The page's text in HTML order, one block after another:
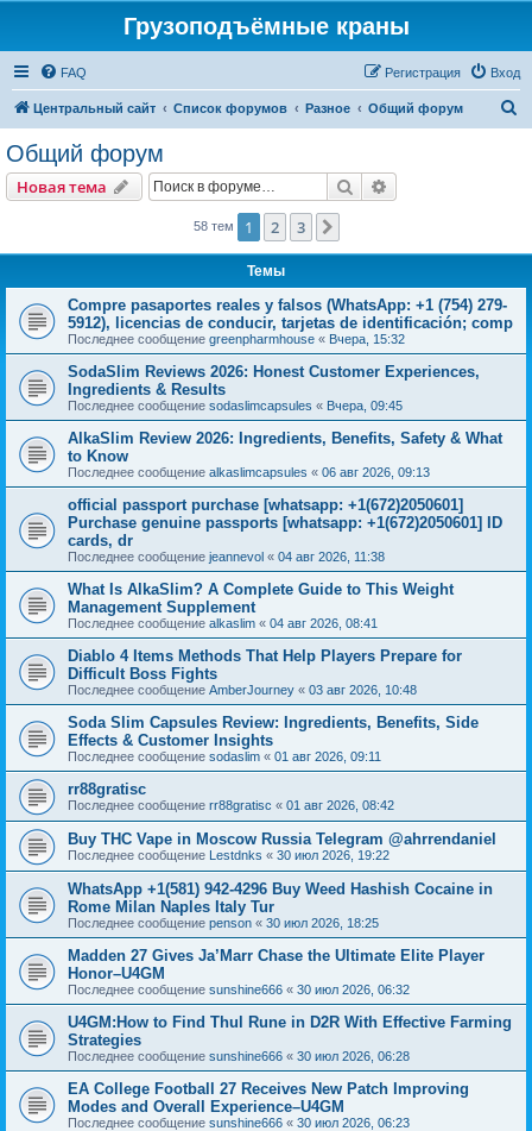
Грузоподъёмные краны
FAQ Вход
Регистрация
Центральный сайт Список форумов Разное Общий форум
Общий форум
Новая тема Поиск
58 тем 1 2 3
Темы
Compre pasaportes reales y falsos (WhatsApp: +1 (754) 279-
5912), licencias de conducir, tarjetas de identificación; comp
Последнее сообщение greenpharmhouse « Вчера, 15:32
SodaSlim Reviews 2026: Honest Customer Experiences,
Ingredients & Results
Последнее сообщение sodaslimcapsules « Вчера, 09:45
AlkaSlim Review 2026: Ingredients, Benefits, Safety & What
to Know
Последнее сообщение alkaslimcapsules « 06 авг 2026, 09:13
official passport purchase [whatsapp: +1(672)2050601]
Purchase genuine passports [whatsapp: +1(672)2050601] ID
cards, dr
Последнее сообщение jeannevol « 04 авг 2026, 11:38
What Is AlkaSlim? A Complete Guide to This Weight
Management Supplement
Последнее сообщение alkaslim « 04 авг 2026, 08:41
Diablo 4 Items Methods That Help Players Prepare for
Difficult Boss Fights
Последнее сообщение AmberJourney « 03 авг 2026, 10:48
Soda Slim Capsules Review: Ingredients, Benefits, Side
Effects & Customer Insights
Последнее сообщение sodaslim « 01 авг 2026, 09:11
rr88gratisc
Последнее сообщение rr88gratisc « 01 авг 2026, 08:42
Buy THC Vape in Moscow Russia Telegram @ahrrendaniel
Последнее сообщение Lestdnks « 30 июл 2026, 19:22
WhatsApp +1(581) 942-4296 Buy Weed Hashish Cocaine in
Rome Milan Naples Italy Tur
Последнее сообщение penson « 30 июл 2026, 18:25
Madden 27 Gives Ja’Marr Chase the Ultimate Elite Player
Honor–U4GM
Последнее сообщение sunshine666 « 30 июл 2026, 06:32
U4GM:How to Find Thul Rune in D2R With Effective Farming
Strategies
Последнее сообщение sunshine666 « 30 июл 2026, 06:28
EA College Football 27 Receives New Patch Improving
Modes and Overall Experience–U4GM
Последнее сообщение sunshine666 « 30 июл 2026, 06:23